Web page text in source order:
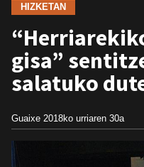
HIZKETAN
gisa”
salatuko
Guaixe 2018ko urriaren 30a